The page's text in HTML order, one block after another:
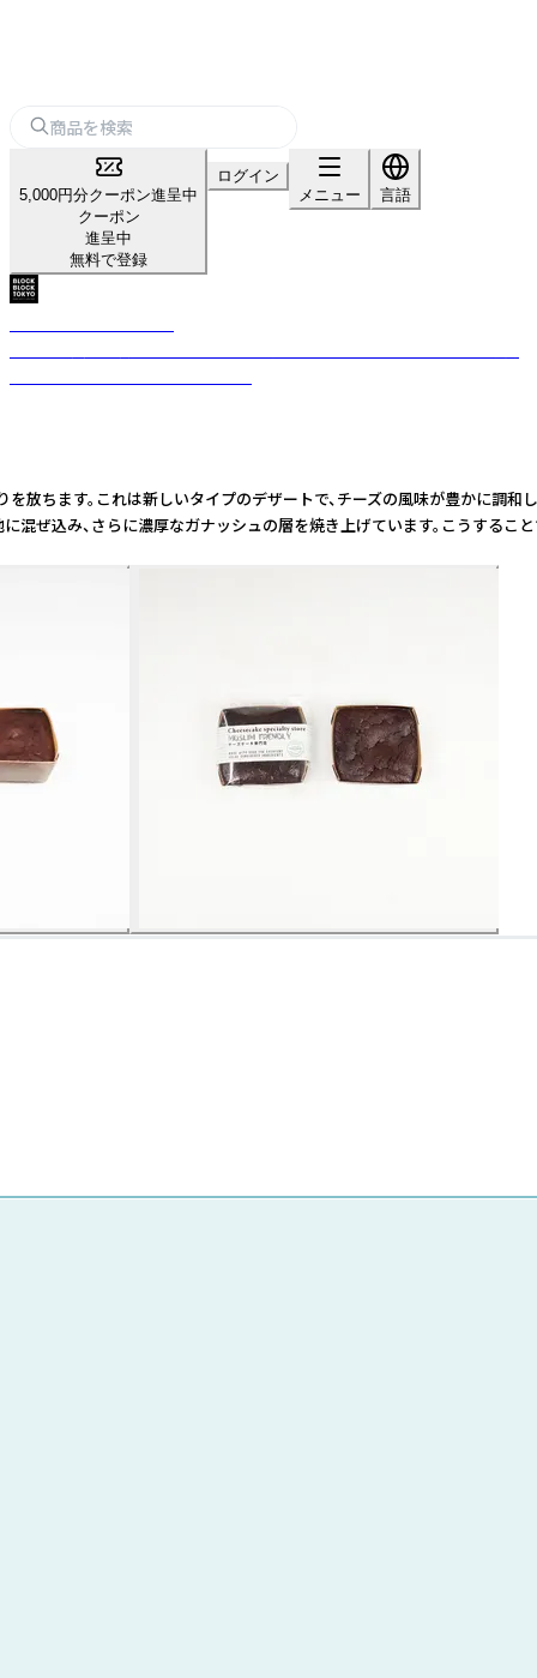
5,000円分クーポン進呈中
クーポン
進呈中
無料で登録
ログイン
メニュー
言語
ます。これは新しいタイプのデザートで、チーズの風味が豊かに
み、さらに濃厚なガナッシュの層を焼き上げています。こうする